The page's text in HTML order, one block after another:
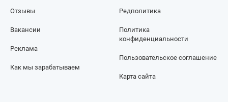
Отзывы Редполитика
Вакансии
Реклама
Как мы зарабатываем
Политика
конфиденциальности
Пользовательское соглашение
Карта сайта